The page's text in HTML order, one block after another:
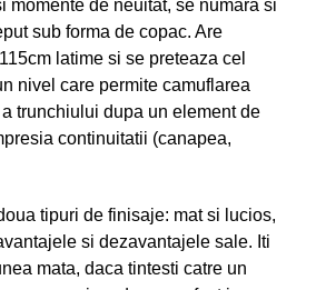
momente de neuitat, se numara si
sub forma de copac. Are
latime si se preteaza cel
nivel care permite camuflarea
trunchiului dupa un element de
continuitatii (canapea,
tipuri de finisaje: mat si lucios,
si dezavantajele sale. Iti
mata, daca tintesti catre un